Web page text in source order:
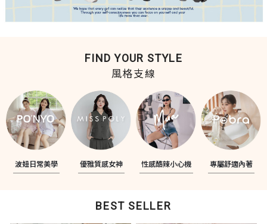
FIND YOUR STYLE
風格支線
波妞日常美學 優雅質感女神 性感酷辣小心機 專屬舒適內著
BEST SELLER